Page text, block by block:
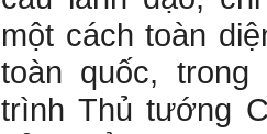
một cách toàn
toàn quốc,
trình Thủ tướng